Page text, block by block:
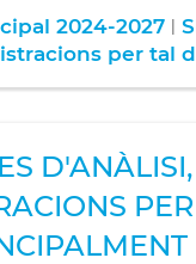
2024-2027 |
per tal